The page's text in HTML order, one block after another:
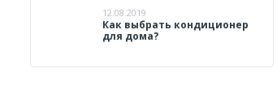
12.08.2019
Как выбрать кондиционер
для дома?